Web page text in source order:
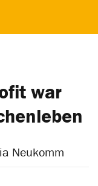
war
Neukomm